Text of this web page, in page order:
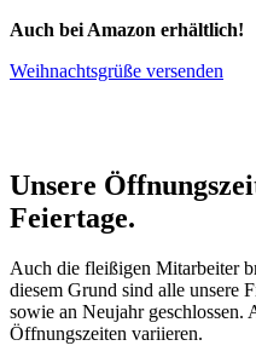
Auch bei Amazon erhältlich!
Weihnachtsgrüße versenden
Unsere
Feiertage.
Auch die fleißigen Mitarbeiter
diesem Grund sind alle unsere
sowie an Neujahr
Öffnungszeiten variieren.